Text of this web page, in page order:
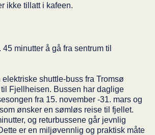
ikke tillatt i kafeen.
minutter å gå fra sentrum til
elektriske shuttle-buss fra Tromsø
Fjellheisen. Bussen har daglige
fra 15. november -31. mars og
ønsker en sømløs reise til fjellet.
og returbussene går jevnlig
er en miljøvennlig og praktisk måte